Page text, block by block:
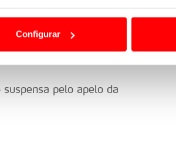
personalizar conteúdos e
dados de navegação no nosso
utilização do nosso site de
de dados pessoais serão realizadas
Configurar
VENCEDOR
pelo apelo da